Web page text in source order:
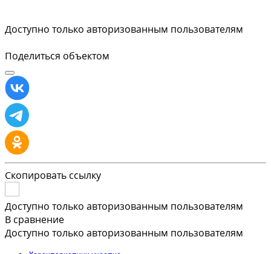
Доступно только авторизованным пользователям
Поделиться объектом
Скопировать ссылку
Доступно только авторизованным пользователям
В сравнение
Доступно только авторизованным пользователям